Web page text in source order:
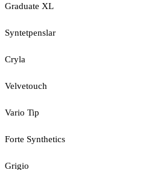
Graduate XL
Syntetpenslar
Cryla
Velvetouch
Vario Tip
Forte Synthetics
Grigio